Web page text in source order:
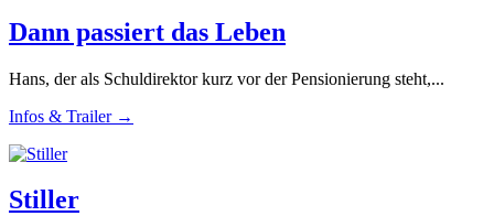
Dann passiert das Leben
Hans, der als Schuldirektor kurz vor der Pensionierung steht,...
Infos & Trailer →
Stiller